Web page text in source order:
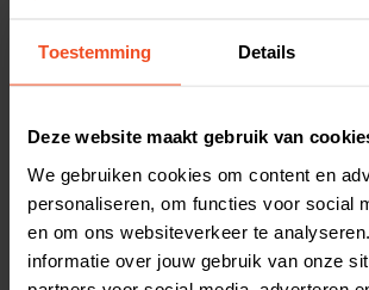
Toestemming Details
Deze website maakt gebruik van
We gebruiken cookies om content en
personaliseren, om functies voor social
en om ons websiteverkeer te
informatie over jouw gebruik van onze